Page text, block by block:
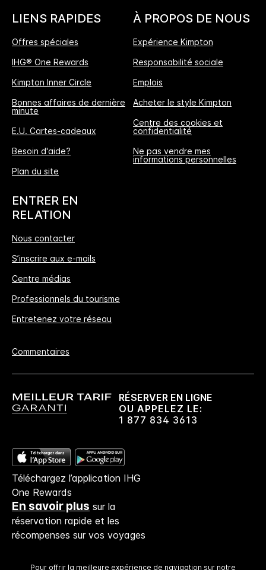
LIENS RAPIDES
Offres spéciales
IHG® One Rewards
Kimpton Inner Circle
Bonnes affaires de dernière
minute
E.U. Cartes-cadeaux
Besoin d'aide?
Plan du site
À PROPOS DE NOUS
Expérience Kimpton
Responsabilité sociale
Emplois
Acheter le style Kimpton
Centre des cookies et
confidentialité
Ne pas vendre mes
informations personnelles
ENTRER EN
RELATION
Nous contacter
S’inscrire aux e-mails
Centre médias
Professionnels du tourisme
Entretenez votre réseau
Commentaires
RÉSERVER EN LIGNE
OU APPELEZ LE:
1 877 834 3613
Téléchargez l’application IHG
One Rewards
En savoir plus sur la
réservation rapide et les
récompenses sur vos voyages
L'Avantage Réservation Directe
MEILLEUR TARIF GARANTI
Nous vous promettons le prix le plus bas
et multiplierons les points IHG® One Rewards
offerts par 5, jusqu’à 40000-points au
maximum.
Votre chambre est garantie.
Pas de frais de réservation​!
facturés.
Votre vie privée est importante pour IHG, et
nous nous efforçons de la protéger. Tous les
renseignements personnels que vous donnez
sont cryptés et sécurisés.
Pour offrir la meilleure expérience de navigation sur notre